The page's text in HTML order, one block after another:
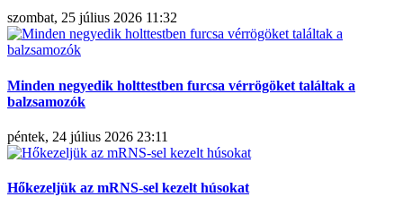
szombat, 25 július 2026 11:32
Minden negyedik holttestben furcsa vérrögöket találtak a
balzsamozók
péntek, 24 július 2026 23:11
Hőkezeljük az mRNS-sel kezelt húsokat